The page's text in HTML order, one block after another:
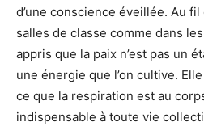
d’une conscience éveillée. Au
salles de classe comme dans
appris que la paix n’est pas un
une énergie que l’on cultive.
ce que la respiration est au
indispensable à toute vie